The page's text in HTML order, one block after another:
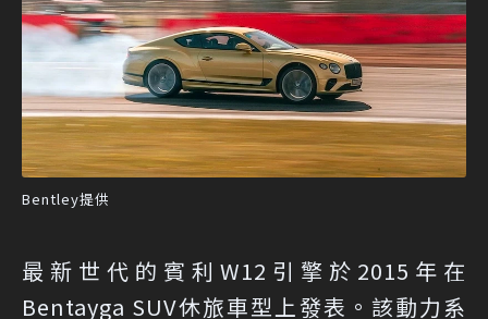
Bentley提供
最新世代的賓利W12引擎於2015年在
Bentayga SUV休旅車型上發表。該動力系